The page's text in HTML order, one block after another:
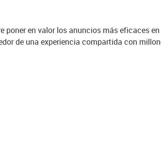
poner en valor los anuncios más eficaces
de una experiencia compartida con